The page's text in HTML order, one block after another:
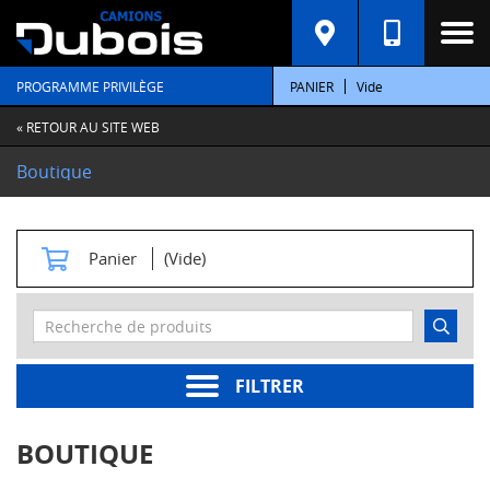
PROGRAMME PRIVILÈGE PANIER Vide
« RETOUR AU SITE WEB
Boutique
Panier (Vide)
FILTRER
C
A
T
É
G
O
R
E
S
t
e
r
moteur
BOUTIQUE